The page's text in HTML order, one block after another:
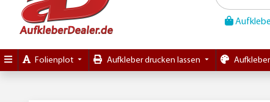
Folienplot Aufkleber drucken lassen